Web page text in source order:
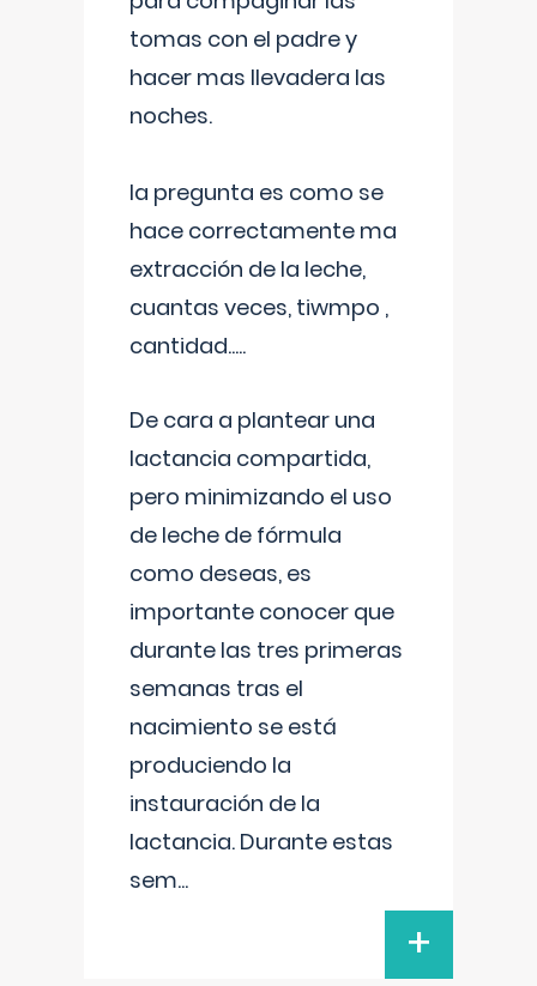
tomas con el padre y
hacer mas llevadera las
noches.
la pregunta es como se
hace correctamente ma
extracción de la leche,
cuantas veces, tiwmpo ,
cantidad.....
De cara a plantear una
lactancia compartida,
pero minimizando el uso
de leche de fórmula
como deseas, es
importante conocer que
durante las tres primeras
semanas tras el
nacimiento se está
produciendo la
instauración de la
lactancia. Durante estas
sem...
+